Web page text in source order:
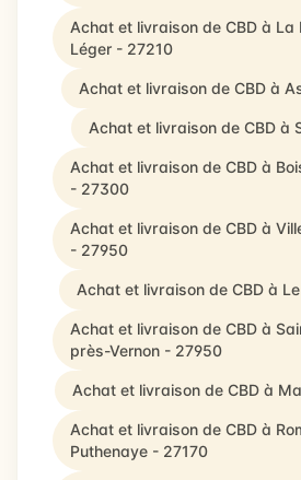
Achat et livraison de CBD à
Léger - 27210
Achat et livraison de CBD à
Achat et livraison de CBD à
Achat et livraison de CBD à
- 27300
Achat et livraison de CBD à
- 27950
Achat et livraison de CBD à
Achat et livraison de CBD à
près-Vernon - 27950
Achat et livraison de CBD à
Achat et livraison de CBD à
Puthenaye - 27170